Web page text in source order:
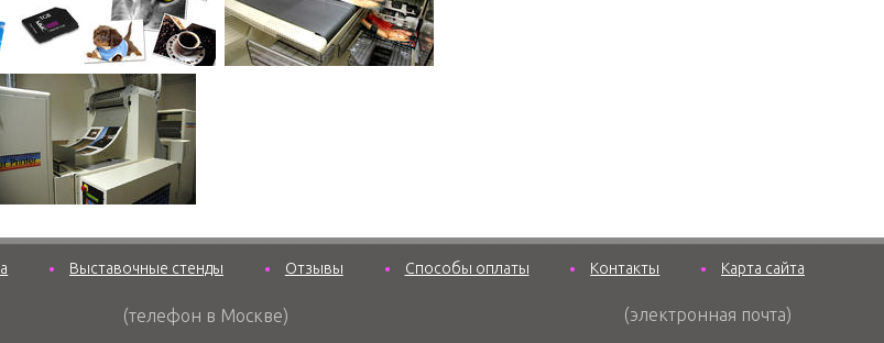
Выставочные стенды Отзывы Способы оплаты Контакты Карта сайта
(телефон в Москве) (электронная почта)